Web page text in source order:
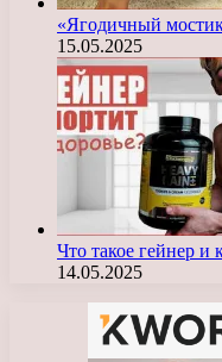
«Ягодичный
15.05.2025
Что такое гейнер
14.05.2025